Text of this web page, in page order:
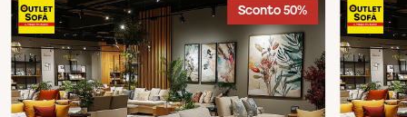
Sconto 50%